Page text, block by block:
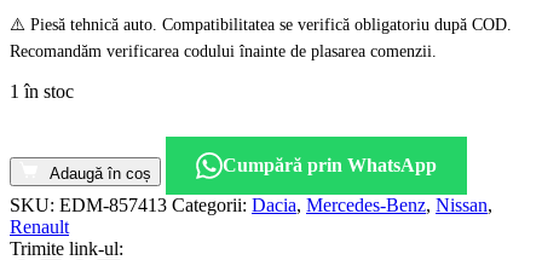
⚠️ Piesă tehnică auto. Compatibilitatea se verifică obligatoriu după COD.
Recomandăm verificarea codului înainte de plasarea comenzii.
1 în stoc
EGR
Dacia
Renault
Mercedes
Nissan
Adaugă în coș
Cumpără prin WhatsApp
SKU: EDM-857413 Categorii: Dacia, Mercedes-Benz, Nissan,
Renault
Trimite link-ul: